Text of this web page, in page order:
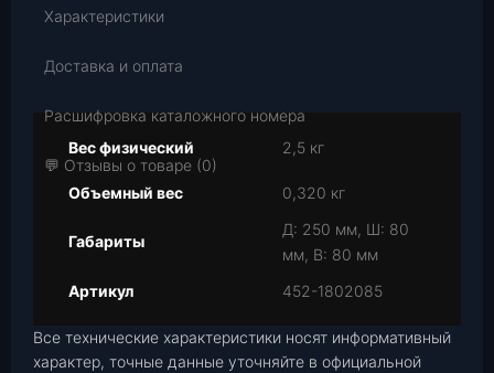
Характеристики
Доставка и оплата
Расшифровка каталожного номера
💬 Отзывы о товаре (0)
Вес физический 2,5 кг
Объемный вес 0,320 кг
Габариты
Д: 250 мм, Ш: 80
мм, В: 80 мм
Артикул
452-1802085
Все технические характеристики носят информативный
характер, точные данные уточняйте в официальной